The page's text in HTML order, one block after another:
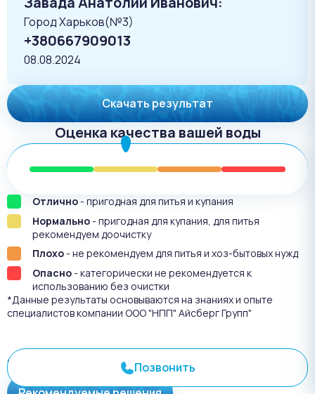
Город Харьков(№3)
+380667909013
08.08.2024
Скачать результат
Оценка качества вашей воды
Отлично- пригодная для питья и купания
Нормально- пригодная для купания, для питья
рекомендуем доочистку
Плохо- не рекомендуем для питья и хоз-бытовых нужд
Опасно- категорически не рекомендуется к
использованию без очистки
*Данные результаты основываются на знаниях и опыте
специалистов компании ООО "НПП" Айсберг Групп"
Результат анализа №3098
Позвонить